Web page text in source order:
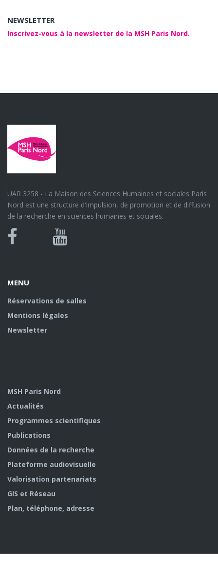
NEWSLETTER
Inscrivez-vous à la newsletter de la MSH Paris Nord.
UAR 3258 - La Maison des Sciences Humaines et sociales Paris
Nord est une structure d'impulsion, de promotion et de diffusion
de la recherche en sciences humaines et sociales.
Bluesky
Canal
MENU
Réservations de salles
Mentions légales
Newsletter
MSH Paris Nord
Actualités
Programmes scientifiques
Publications
Données de la recherche
Plateforme audiovisuelle
Valorisation partenariats
GIS et Réseau
Plan, téléphone, adresse